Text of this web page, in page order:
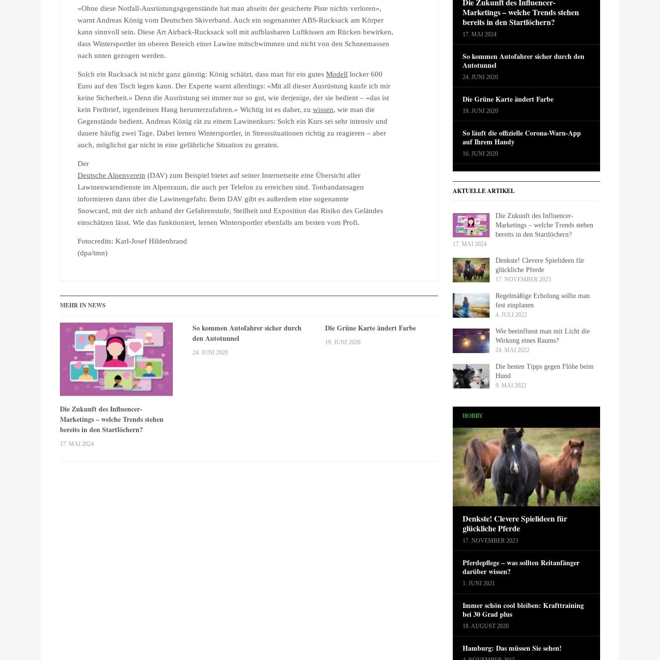
«Ohne diese Notfall-Ausrüstungsgegenstände hat man abseits der gesicherte Piste nichts verloren»,
warnt Andreas König vom Deutschen Skiverband. Auch ein sogenannter ABS-Rucksack am Körper
kann sinnvoll sein. Diese Art Airback-Rucksack soll mit aufblasbaren Luftkissen am Rücken bewirken,
dass Wintersportler im oberen Bereich einer Lawine mitschwimmen und nicht von den Schneemassen
nach unten gezogen werden.
Solch ein Rucksack ist nicht ganz günstig: König schätzt, dass man für ein gutes Modell locker 600
Euro auf den Tisch legen kann. Der Experte warnt allerdings: «Mit all dieser Ausrüstung kaufe ich mir
keine Sicherheit.» Denn die Ausrüstung sei immer nur so gut, wie derjenige, der sie bedient – «das ist
kein Freibrief, irgendeinen Hang herunterzufahren.» Wichtig ist es daher, zu wissen, wie man die
Gegenstände bedient. Andreas König rät zu einem Lawinenkurs: Solch ein Kurs sei sehr intensiv und
dauere häufig zwei Tage. Dabei lernen Wintersportler, in Stresssituationen richtig zu reagieren – aber
auch, möglichst gar nicht in eine gefährliche Situation zu geraten.
Der
Deutsche Alpenverein (DAV) zum Beispiel bietet auf seiner Internetseite eine Übersicht aller
Lawinenwarndienste im Alpenraum, die auch per Telefon zu erreichen sind. Tonbandansagen
informieren dann über die Lawinengefahr. Beim DAV gibt es außerdem eine sogenannte
Snowcard, mit der sich anhand der Gefahrenstufe, Steilheit und Exposition das Risiko des Geländes
einschätzen lässt. Wie das funktioniert, lernen Wintersportler ebenfalls am besten vom Profi.
Fotocredits: Karl-Josef Hildenbrand
(dpa/tmn)
MEHR IN NEWS
Die Zukunft des Influencer-
Marketings – welche Trends stehen
bereits in den Startlöchern?
17. MAI 2024
So kommen Autofahrer sicher durch
den Autotunnel
24. JUNI 2020
Die Grüne Karte ändert Farbe
19. JUNI 2020
Marketings – welche Trends stehen
bereits in den Startlöchern?
17. MAI 2024
So kommen Autofahrer sicher durch den
Autotunnel
24. JUNI 2020
Die Grüne Karte ändert Farbe
19. JUNI 2020
So läuft die offizielle Corona-Warn-App
auf Ihrem Handy
16. JUNI 2020
AKTUELLE ARTIKEL
Die Zukunft des Influencer-
Marketings – welche Trends stehen
bereits in den Startlöchern?
17. MAI 2024
Denkste! Clevere Spielideen für
glückliche Pferde
17. NOVEMBER 2023
Regelmäßige Erholung sollte man
fest einplanen
4. JULI 2022
Wie beeinflusst man mit Licht die
Wirkung eines Raums?
24. MAI 2022
Die besten Tipps gegen Flöhe beim
Hund
9. MAI 2022
HOBBY
Denkste! Clevere Spielideen für
glückliche Pferde
17. NOVEMBER 2023
Pferdepflege – was sollten Reitanfänger
darüber wissen?
1. JUNI 2021
Immer schön cool bleiben: Krafttraining
bei 30 Grad plus
18. AUGUST 2020
Hamburg: Das müssen Sie sehen!